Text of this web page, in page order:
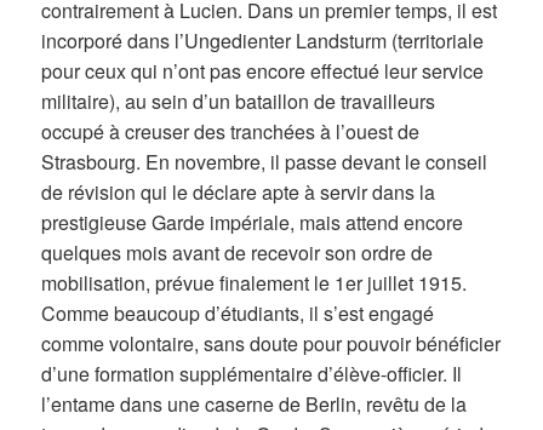
contrairement à Lucien. Dans un premier temps, il est
incorporé dans l’Ungedienter Landsturm (territoriale
pour ceux qui n’ont pas encore effectué leur service
militaire), au sein d’un bataillon de travailleurs
occupé à creuser des tranchées à l’ouest de
Strasbourg. En novembre, il passe devant le conseil
de révision qui le déclare apte à servir dans la
prestigieuse Garde impériale, mais attend encore
quelques mois avant de recevoir son ordre de
mobilisation, prévue finalement le 1er juillet 1915.
Comme beaucoup d’étudiants, il s’est engagé
comme volontaire, sans doute pour pouvoir bénéficier
d’une formation supplémentaire d’élève-officier. Il
l’entame dans une caserne de Berlin, revêtu de la